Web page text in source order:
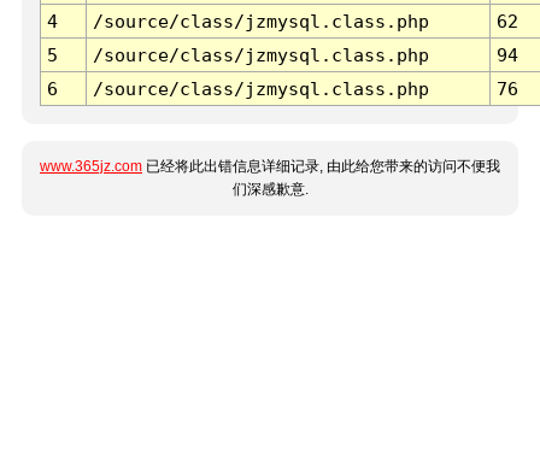
4
/source/class/jzmysql.class.php
62
5
/source/class/jzmysql.class.php
94
6
/source/class/jzmysql.class.php 76
www.365jz.com 已经将此出错信息详细记录, 由此给您带来的访问不便我
们深感歉意.